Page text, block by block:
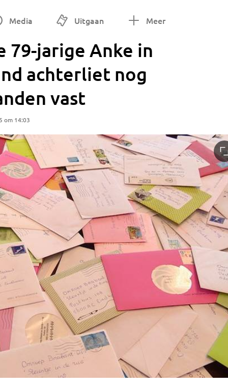
Media Uitgaan Meer
79-jarige Anke in
achterliet nog
vast
om 14:03